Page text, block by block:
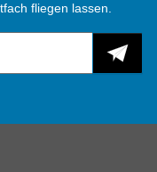
fliegen lassen.